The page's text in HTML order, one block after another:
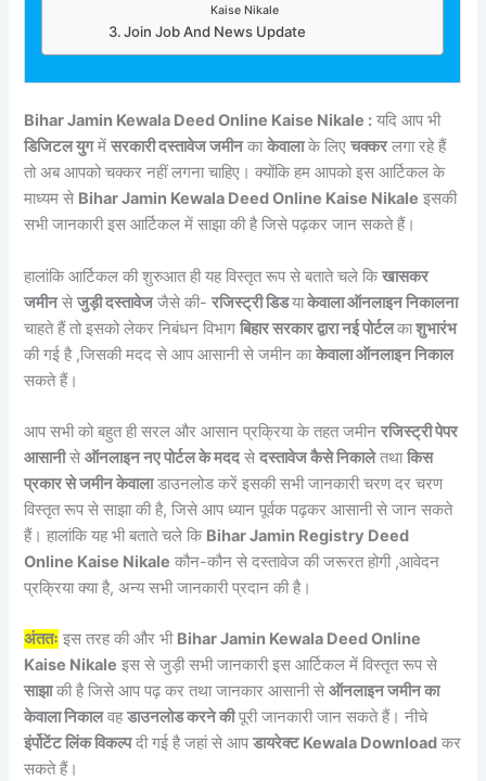
Kaise Nikale
Join Job And News Update
Bihar Jamin Kewala Deed Online Kaise Nikale : यदि आप भी
डिजिटल युगमेंसरकारी दस्तावेज जमीनकाकेवालाके लिएचक्करलगा रहे हैं
तो अब आपको चक्कर नहीं लगना चाहिए। क्योंकि हम आपको इस आर्टिकल के
माध्यम से Bihar Jamin Kewala Deed Online Kaise Nikale इसकी
सभी जानकारी इस आर्टिकल में साझा की है जिसे पढ़कर जान सकते हैं।
हालांकि आर्टिकल की शुरुआत ही यह विस्तृत रूप से बताते चले किखासकर
जमीनसेजुड़ी दस्तावेजजैसे की-रजिस्ट्री डिडयाकेवाला ऑनलाइन निकालना
चाहते हैं तो इसको लेकर निबंधन विभागबिहार सरकार द्वारा नई पोर्टलकाशुभारंभ
की गई है ,जिसकी मदद से आप आसानी से जमीन काकेवाला ऑनलाइन निकाल
सकते हैं।
आप सभी को बहुत ही सरल और आसान प्रक्रिया के तहत जमीनरजिस्ट्री पेपर
आसानीसेऑनलाइन नए पोर्टल के मददसेदस्तावेज कैसे निकालेतथाकिस
प्रकार से जमीन केवालाडाउनलोड करें इसकी सभी जानकारी चरण दर चरण
विस्तृत रूप से साझा की है, जिसे आप ध्यान पूर्वक पढ़कर आसानी से जान सकते
हैं। हालांकि यह भी बताते चले कि Bihar Jamin Registry Deed
Online Kaise Nikale कौन-कौन से दस्तावेज की जरूरत होगी ,आवेदन
प्रक्रिया क्या है, अन्य सभी जानकारी प्रदान की है।
अंततः इस तरह की और भी Bihar Jamin Kewala Deed Online
Kaise Nikale इस से जुड़ी सभी जानकारी इस आर्टिकल में विस्तृत रूप से
साझाकी है जिसे आप पढ़ कर तथा जानकार आसानी सेऑनलाइन जमीन का
केवाला निकालवहडाउनलोड करने कीपूरी जानकारी जान सकते हैं। नीचे
इंर्पोटेंट लिंक विकल्पदी गई है जहां से आपडायरेक्ट Kewala Download कर
सकते हैं।